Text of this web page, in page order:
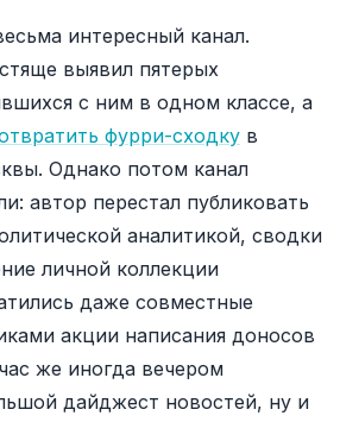
интересный канал.
выявил пятерых
с ним в одном классе, а
фурри-сходку в
Однако потом канал
автор перестал публиковать
аналитикой, сводки
личной коллекции
даже совместные
акции написания доносов
же иногда вечером
дайджест новостей, ну и